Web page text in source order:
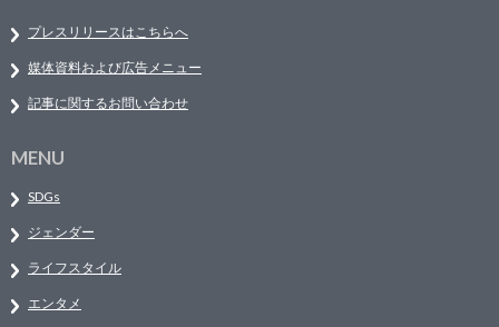
プレスリリースはこちらへ
媒体資料および広告メニュー
記事に関するお問い合わせ
MENU
SDGs
ジェンダー
ライフスタイル
エンタメ